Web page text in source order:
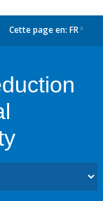
Cette page en: FR